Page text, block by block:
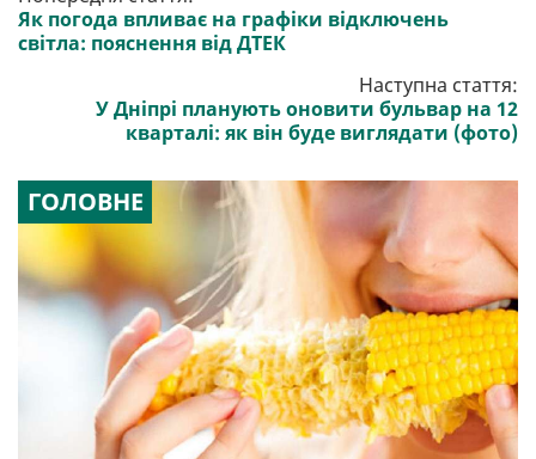
Як погода впливає на графіки відключень
світла: пояснення від ДТЕК
Наступна стаття:
У Дніпрі планують оновити бульвар на 12
кварталі: як він буде виглядати (фото)
ГОЛОВНЕ